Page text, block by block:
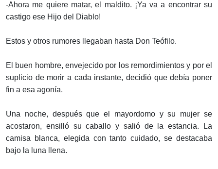
-Ahora me quiere matar, el maldito. ¡Ya va a encontrar su
castigo ese Hijo del Diablo!
Estos y otros rumores llegaban hasta Don Teófilo.
El buen hombre, envejecido por los remordimientos y por el
suplicio de morir a cada instante, decidió que debía poner
fin a esa agonía.
Una noche, después que el mayordomo y su mujer se
acostaron, ensilló su caballo y salió de la estancia. La
camisa blanca, elegida con tanto cuidado, se destacaba
bajo la luna llena.